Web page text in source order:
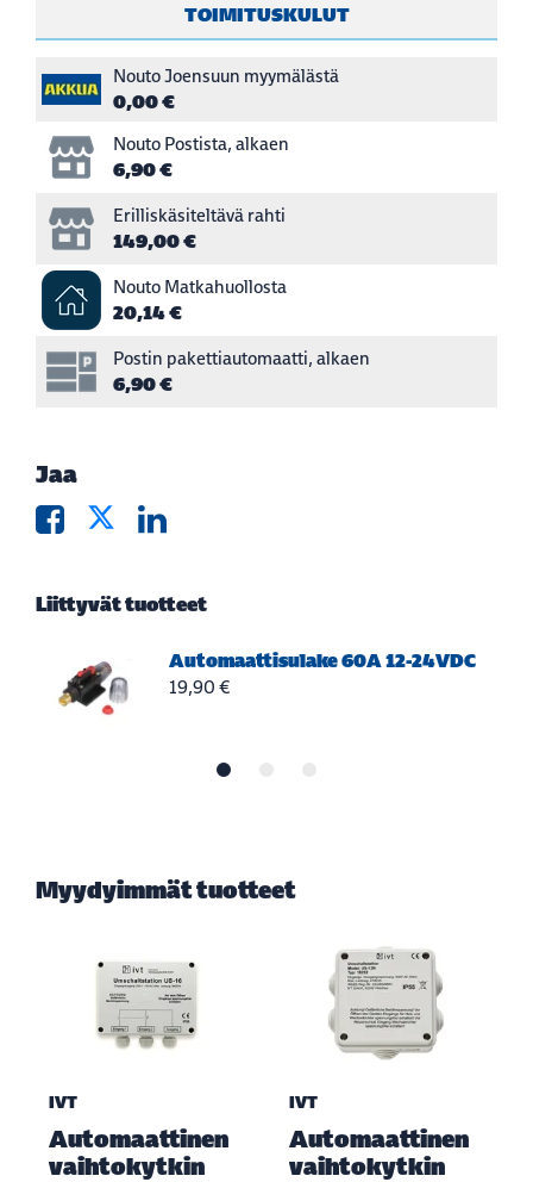
TOIMITUSKULUT
Nouto Joensuun myymälästä
0,00 €
Nouto Postista, alkaen
6,90 €
Erilliskäsiteltävä rahti
149,00 €
Nouto Matkahuollosta
20,14 €
Postin pakettiautomaatti, alkaen
6,90 €
Jaa
Liittyvät tuotteet
Automaattisulake 60A 12-24VDC
19,90 €
Myydyimmät tuotteet
IVT
Automaattinen
vaihtokytkin
IVT
Automaattinen
vaihtokytkin